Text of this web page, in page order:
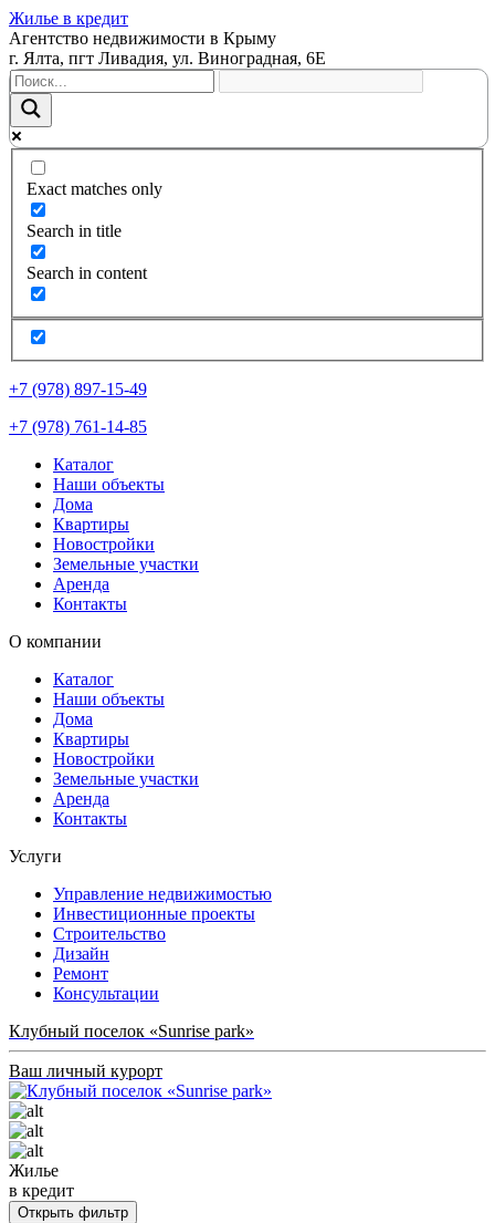
Жилье в кредит
Агентство недвижимости в Крыму
г. Ялта, пгт Ливадия, ул. Виноградная, 6Е
Exact matches only
Search in title
Search in content
+7 (978) 897-15-49
+7 (978) 761-14-85
Каталог
Наши объекты
Дома
Квартиры
Новостройки
Земельные участки
Аренда
Контакты
О компании
Каталог
Наши объекты
Дома
Квартиры
Новостройки
Земельные участки
Аренда
Контакты
Услуги
Управление недвижимостью
Инвестиционные проекты
Строительство
Дизайн
Ремонт
Консультации
Клубный поселок «Sunrise park»
Ваш личный курорт
Жилье
в кредит
Открыть фильтр